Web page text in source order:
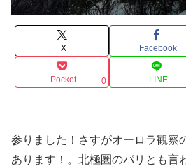
X Facebook
Pocket 0 LINE
参りました！さすがオーロラ観察
あります！。北極圏のパリとも言